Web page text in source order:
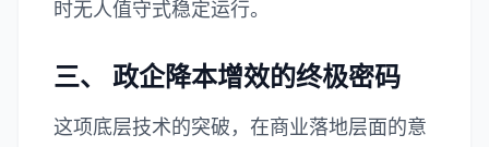
时无人值守式稳定运行。
三、 政企降本增效的终极密码
这项底层技术的突破，在商业落地层面的意